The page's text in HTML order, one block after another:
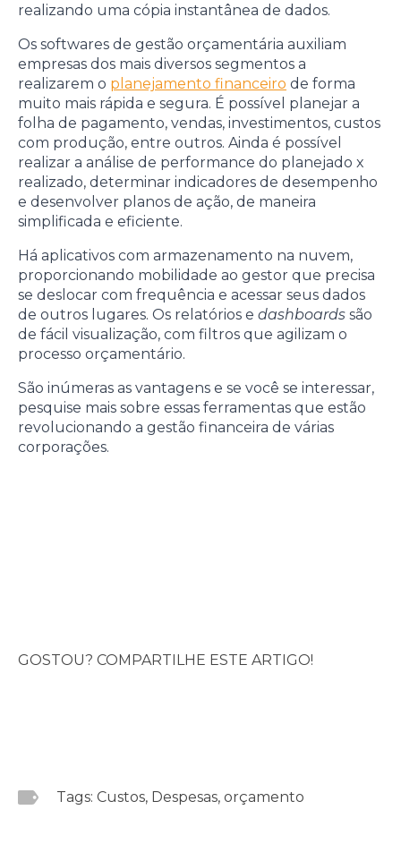
realizando uma cópia instantânea de dados.
Os softwares de gestão orçamentária auxiliam
empresas dos mais diversos segmentos a
realizarem o planejamento financeiro de forma
muito mais rápida e segura. É possível planejar a
folha de pagamento, vendas, investimentos, custos
com produção, entre outros. Ainda é possível
realizar a análise de performance do planejado x
realizado, determinar indicadores de desempenho
e desenvolver planos de ação, de maneira
simplificada e eficiente.
Há aplicativos com armazenamento na nuvem,
proporcionando mobilidade ao gestor que precisa
se deslocar com frequência e acessar seus dados
de outros lugares. Os relatórios e dashboards são
de fácil visualização, com filtros que agilizam o
processo orçamentário.
São inúmeras as vantagens e se você se interessar,
pesquise mais sobre essas ferramentas que estão
revolucionando a gestão financeira de várias
corporações.
GOSTOU? COMPARTILHE ESTE ARTIGO!
Tags: Custos, Despesas, orçamento